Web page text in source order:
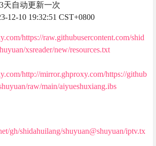
天自动更新一次
12-10 19:32:51 CST+0800
https://raw.githubusercontent.com/shid
xsreader/new/resources.txt
http://mirror.ghproxy.com/https://github
raw/main/aiyueshuxiang.ibs
gh/shidahuilang/shuyuan@shuyuan/iptv.tx